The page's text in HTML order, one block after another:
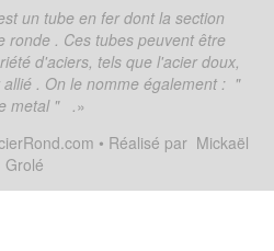
un tube en fer dont la section
ronde . Ces tubes peuvent être
d'aciers, tels que l'acier doux,
. On le nomme également : "
metal "
.
• Réalisé par Mickaël
Grolé